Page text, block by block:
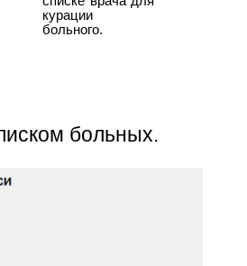
курации
больного.
больных.